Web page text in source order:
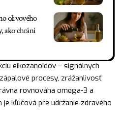
olivového
ako chráni
eikozanoidov – signálnych
procesy, zrážanlivosť
rovnováha omega-3 a
kľúčová pre udržanie zdravého